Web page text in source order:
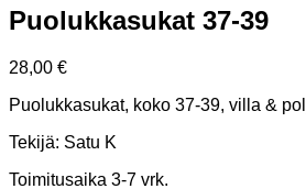
Puolukkasukat 37-39
28,00 €
Puolukkasukat, koko 37-39, villa &
Tekijä: Satu K
Toimitusaika 3-7 vrk.